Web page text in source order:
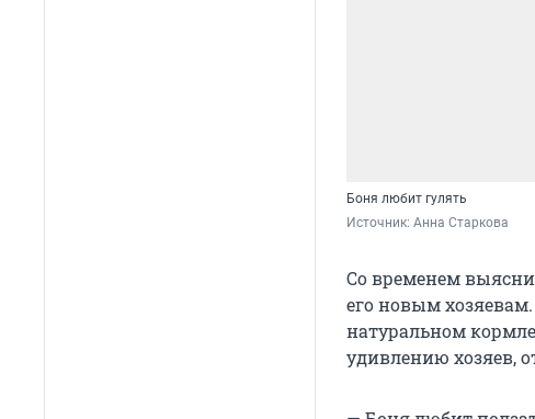
Боня любит гулять
Источник: Анна Старкова
Со временем
его новым
натуральном
удивлению хозяев,